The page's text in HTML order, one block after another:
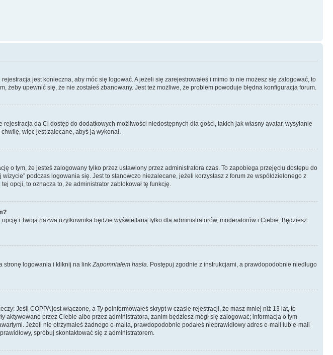
jest konieczna, aby móc się logować. A jeżeli się zarejestrowałeś i mimo to nie możesz się zalogować, to
żeby upewnić się, że nie zostałeś zbanowany. Jest też możliwe, że problem powoduje błędna konfiguracja forum.
da Ci dostęp do dodatkowych możliwości niedostępnych dla gości, takich jak własny avatar, wysyłanie
więc jest zalecane, abyś ją wykonał.
o tym, że jesteś zalogowany tylko przez ustawiony przez administratora czas. To zapobiega przejęciu dostępu do
podczas logowania się. Jest to stanowczo niezalecane, jeżeli korzystasz z forum ze współdzielonego z
opcji, to oznacza to, że administrator zablokował tę funkcję.
opcję i Twoja nazwa użytkownika będzie wyświetlana tylko dla administratorów, moderatorów i Ciebie. Będziesz
stronę logowania i kliknij na linkZapomniałem hasła. Postępuj zgodnie z instrukcjami, a prawdopodobnie niedługo
Jeśli COPPA jest włączone, a Ty poinformowałeś skrypt w czasie rejestracji, że masz mniej niż 13 lat, to
aktywowane przez Ciebie albo przez administratora, zanim będziesz mógł się zalogować; informacja o tym
Jeżeli nie otrzymałeś żadnego e-maila, prawdopodobnie podałeś nieprawidłowy adres e-mail lub e-mail
spróbuj skontaktować się z administratorem.